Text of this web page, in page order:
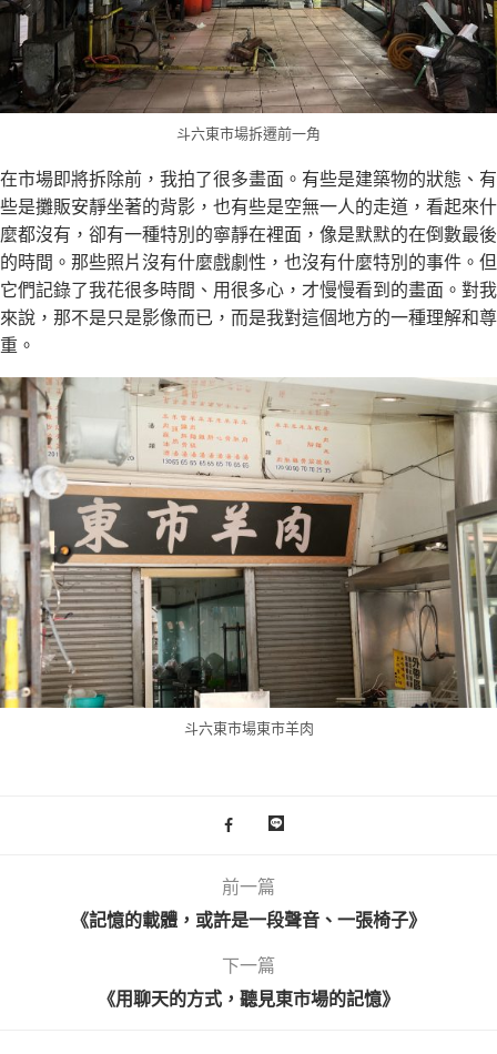
斗六東市場拆遷前一角
在市場即將拆除前，我拍了很多畫面。有些是建築物的狀態、有
些是攤販安靜坐著的背影，也有些是空無一人的走道，看起來什
麼都沒有，卻有一種特別的寧靜在裡面，像是默默的在倒數最後
的時間。那些照片沒有什麼戲劇性，也沒有什麼特別的事件。但
它們記錄了我花很多時間、用很多心，才慢慢看到的畫面。對我
來說，那不是只是影像而已，而是我對這個地方的一種理解和尊
重。
斗六東市場東市羊肉
前一篇
《記憶的載體，或許是一段聲音、一張椅子》
下一篇
《用聊天的方式，聽見東市場的記憶》